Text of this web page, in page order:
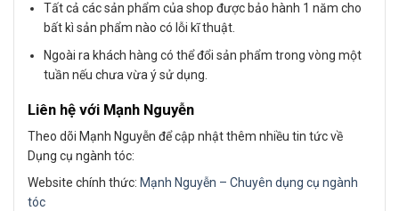
Tất cả các sản phẩm của shop được bảo hành 1 năm cho
bất kì sản phẩm nào có lỗi kĩ thuật.
Ngoài ra khách hàng có thể đổi sản phẩm trong vòng một
tuần nếu chưa vừa ý sử dụng.
Liên hệ với Mạnh Nguyễn
Theo dõi Mạnh Nguyễn để cập nhật thêm nhiều tin tức về
Dụng cụ ngành tóc:
Website chính thức: Mạnh Nguyễn – Chuyên dụng cụ ngành
tóc